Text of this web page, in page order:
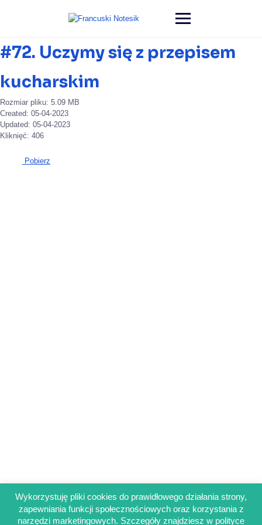
#72. Uczymy się z przepisem
kucharskim
Rozmiar pliku: 5.09 MB
Created: 05-04-2023
Updated: 05-04-2023
Kliknięć: 406
Pobierz
Regulamin sklepu
Wykorzystuję pliki cookies do prawidłowego działania strony,
zapewniania funkcji społecznościowych oraz korzystania z
narzędzi marketingowych. Szczegóły znajdziesz w polityce